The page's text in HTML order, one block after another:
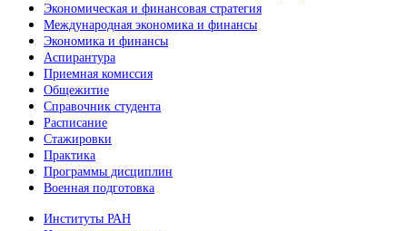
Экономическая и финансовая стратегия
Международная экономика и финансы
Экономика и финансы
Аспирантура
Приемная комиссия
Общежитие
Справочник студента
Расписание
Стажировки
Практика
Программы дисциплин
Военная подготовка
Институты РАН